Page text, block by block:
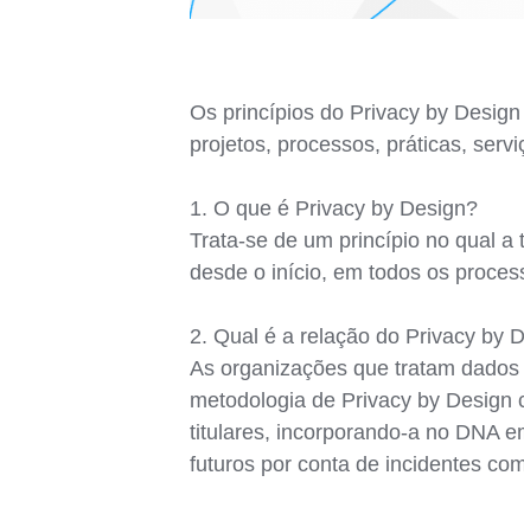
Os princípios do Privacy by
projetos, processos, práticas,
1. O que é Privacy by Design?
Trata-se de um princípio no qual
desde o início, em todos os
2. Qual é a relação do Privacy by
As organizações que tratam
metodologia de Privacy by
titulares, incorporando-a no DNA
futuros por conta de incidentes